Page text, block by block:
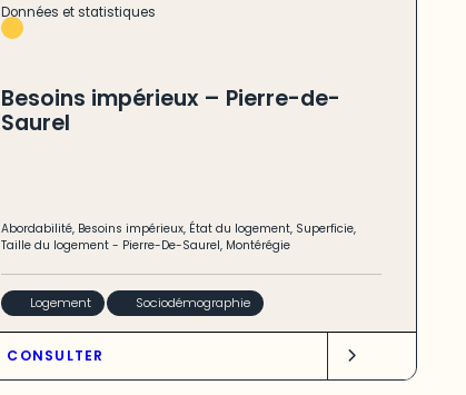
Données et statistiques
Besoins impérieux – Pierre-de-
Saurel
Abordabilité, Besoins impérieux, État du logement, Superficie,
Taille du logement- Pierre-De-Saurel, Montérégie
Logement Sociodémographie
CONSULTER